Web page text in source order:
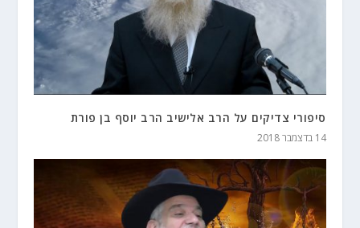
סיפורי צדיקים על הרב אלישיב הרב יוסף בן פורת
14 בדצמבר 2018